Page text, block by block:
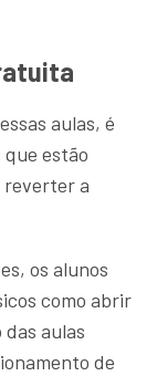
aulas, é
estão
reverter a
os alunos
como abrir
aulas
de